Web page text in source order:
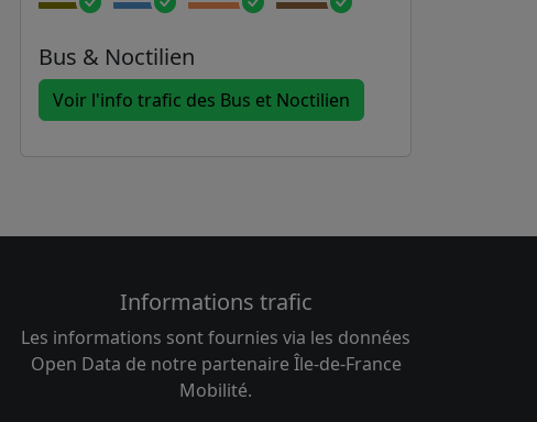
Bus & Noctilien
Voir l'info trafic des Bus et Noctilien
Informations trafic
Les informations sont fournies via les données
Open Data de notre partenaire Île-de-France
Mobilité.